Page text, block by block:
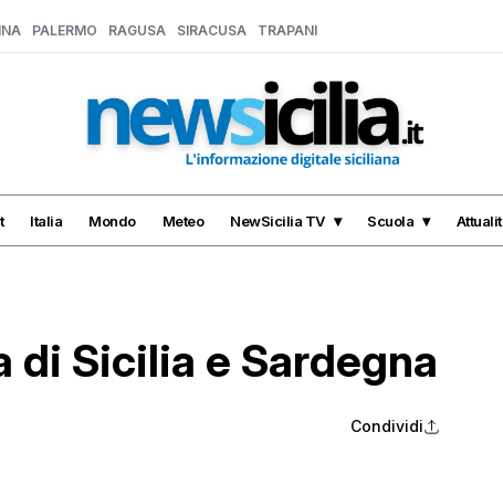
PALERMO RAGUSA SIRACUSA TRAPANI
Italia Mondo Meteo NewSicilia TV Scuola
di Sicilia e Sardegna
Condividi